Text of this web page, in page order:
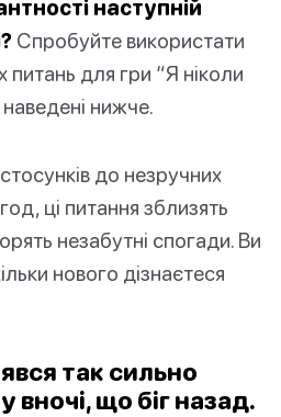
наступній
Спробуйте використати
питань для гри “Я ніколи
наведені нижче.
до незручних
ці питання зблизять
незабутні спогади. Ви
нового дізнаєтеся
так сильно
вночі, що біг назад.